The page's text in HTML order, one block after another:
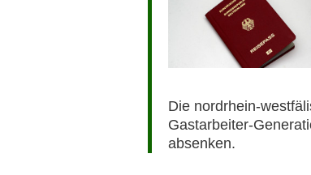
Die nordrhein-
Gastarbeiter-
absenken.